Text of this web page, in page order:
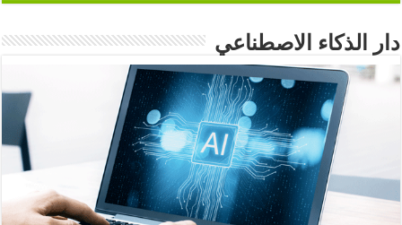
دار الذكاء الاصطناعي